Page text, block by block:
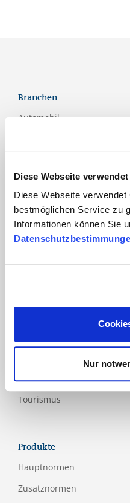
Diese Webseite
Diese Webseite
bestmöglichen Service zu
Informationen können Sie
Nur
Branchen
Automobil
Öffentlicher Verkehr
Bau
Bildung
Dienstleistungen
Finanzdienstleistungen
Papier- und Holzindustrie
Tourismus
Produkte
Hauptnormen
Zusatznormen